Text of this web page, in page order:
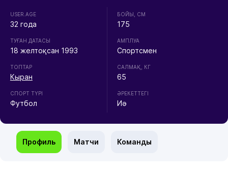
USER.AGE
32 года
ТУҒАН ДАТАСЫ
18 желтоқсан 1993
ТОПТАР
Кыран
СПОРТ ТҮРІ
Футбол
БОЙЫ, СМ
175
АМПЛУА
Спортсмен
CАЛМАҚ, КГ
65
ӘРЕКЕТТЕГІ
Иә
Профиль Матчи Команды